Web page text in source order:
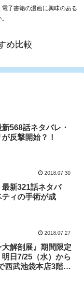
子書籍の漫画に興味のある
め比較
568話ネタバレ・
反撃開始？！
2018.07.30
最新321話ネタバ
ティの手術が成
2018.07.27
大解剖展』期間限定
日7/25（水）から
西武池袋本店3階に